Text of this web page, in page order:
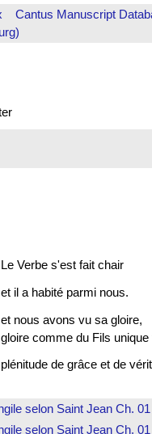
Cantus Manuscript
Le Verbe s'est fait chair
et il a habité parmi nous.
et nous avons vu sa gloire,
gloire comme du Fils unique
plénitude de grâce et de
selon Saint JeanCh. 01
selon Saint JeanCh. 01